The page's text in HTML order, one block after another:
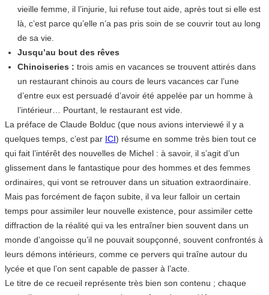
vieille femme, il l’injurie, lui refuse tout aide, après tout si elle est
là, c’est parce qu’elle n’a pas pris soin de se couvrir tout au long
de sa vie.
Jusqu’au bout des rêves
Chinoiseries :trois amis en vacances se trouvent attirés dans
un restaurant chinois au cours de leurs vacances car l’une
d’entre eux est persuadé d’avoir été appelée par un homme à
l’intérieur… Pourtant, le restaurant est vide.
La préface de Claude Bolduc (que nous avions interviewé il y a
quelques temps, c’est par ICI) résume en somme très bien tout ce
qui fait l’intérêt des nouvelles de Michel : à savoir, il s’agit d’un
glissement dans le fantastique pour des hommes et des femmes
ordinaires, qui vont se retrouver dans un situation extraordinaire.
Mais pas forcément de façon subite, il va leur falloir un certain
temps pour assimiler leur nouvelle existence, pour assimiler cette
diffraction de la réalité qui va les entraîner bien souvent dans un
monde d’angoisse qu’il ne pouvait soupçonné, souvent confrontés à
leurs démons intérieurs, comme ce pervers qui traîne autour du
lycée et que l’on sent capable de passer à l’acte.
Le titre de ce recueil représente très bien son contenu ; chaque